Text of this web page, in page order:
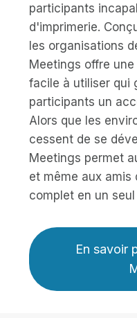
participants
d'imprimerie.
les organisations
Meetings offre
facile à utiliser qui
participants un
Alors que les
cessent de se
Meetings permet
et même aux
complet en un
En savoir